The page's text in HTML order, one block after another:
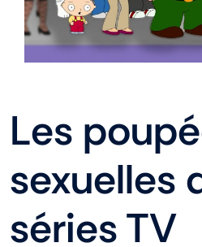
Aide
Paiement
Contact
Les
sexuelles
séries TV